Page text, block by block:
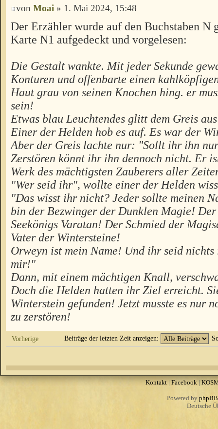
von Moai » 1. Mai 2024, 15:48
Der Erzähler wurde auf den Buchstaben N
Karte N1 aufgedeckt und vorgelesen:
Die Gestalt wankte. Mit jeder Sekunde
Konturen und offenbarte einen
Haut grau von seinen Knochen hing. er
sein!
Etwas blau Leuchtendes glitt dem Greis
Einer der Helden hob es auf. Es war der
Aber der Greis lachte nur: "Sollt ihr ihn
Zerstören könnt ihr ihn dennoch nicht. Er
Werk des mächtigsten Zauberers aller
"Wer seid ihr", wollte einer der Helden
"Das wisst ihr nicht? Jeder sollte meinen
bin der Bezwinger der Dunklen Magie! Der
Seekönigs Varatan! Der Schmied der
Vater der Wintersteine!
Orweyn ist mein Name! Und ihr seid nichts
mir!"
Dann, mit einem mächtigen Knall,
Doch die Helden hatten ihr Ziel erreicht.
Winterstein gefunden! Jetzt musste es nur
zu zerstören!
Vorherige Beiträge der letzten Zeit anzeigen:
Kontakt| Facebook|
Powered by phpBB
Deutsche